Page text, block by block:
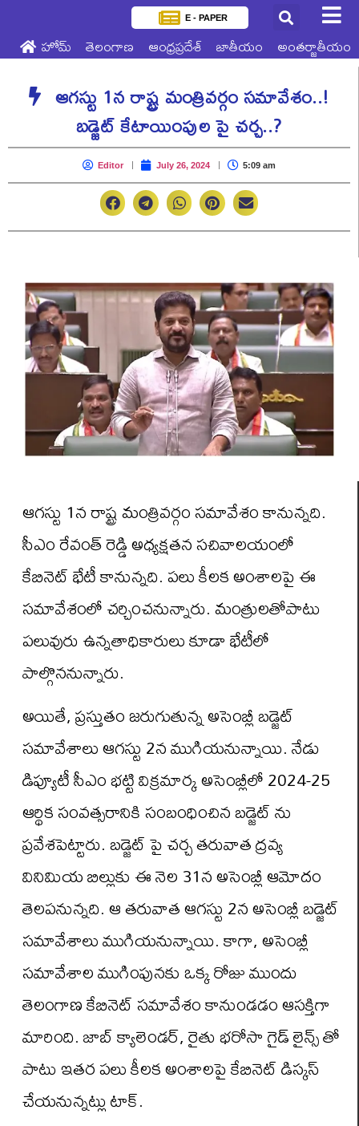
E - PAPER
హోమ్ తెలంగాణ ఆంధ్రప్రదేశ్ జాతీయం అంతర్జాతీయం
ఆగస్టు 1న రాష్ట్ర మంత్రివర్గం సమావేశం..!
బడ్జెట్ కేటాయింపుల పై చర్చ..?
Editor July 26, 2024 5:09 am
ఆగస్టు 1న రాష్ట్ర మంత్రివర్గం సమావేశం కానున్నది.
సీఎం రేవంత్ రెడ్డి అధ్యక్షతన సచివాలయంలో
కేబినెట్ భేటీ కానున్నది. పలు కీలక అంశాలపై ఈ
సమావేశంలో చర్చించనున్నారు. మంత్రులతోపాటు
పలువురు ఉన్నతాధికారులు కూడా భేటీలో
పాల్గొననున్నారు.
అయితే, ప్రస్తుతం జరుగుతున్న అసెంబ్లీ బడ్జెట్
సమావేశాలు ఆగస్టు 2న ముగియనున్నాయి. నేడు
డిప్యూటీ సీఎం భట్టి విక్రమార్క అసెంబ్లీలో 2024-25
ఆర్థిక సంవత్సరానికి సంబంధించిన బడ్జెట్ ను
ప్రవేశపెట్టారు. బడ్జెట్ పై చర్చ తరువాత ద్రవ్య
వినిమియ బిల్లుకు ఈ నెల 31న అసెంబ్లీ ఆమోదం
తెలపనున్నది. ఆ తరువాత ఆగస్టు 2న అసెంబ్లీ బడ్జెట్
సమావేశాలు ముగియనున్నాయి. కాగా, అసెంబ్లీ
సమావేశాల ముగింపునకు ఒక్క రోజు ముందు
తెలంగాణ కేబినెట్ సమావేశం కానుండడం ఆసక్తిగా
మారింది. జాబ్ క్యాలెండర్, రైతు భరోసా గైడ్ లైన్స్ తో
పాటు ఇతర పలు కీలక అంశాలపై కేబినెట్ డిస్కస్
చేయనున్నట్లు టాక్.